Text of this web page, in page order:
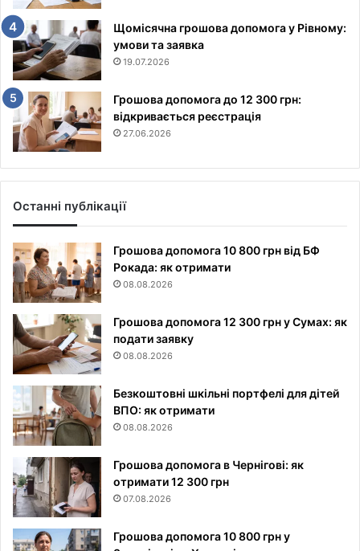
Щомісячна грошова допомога у Рівному:
умови та заявка
19.07.2026
Грошова допомога до 12 300 грн:
відкривається реєстрація
27.06.2026
Останні публікації
Грошова допомога 10 800 грн від БФ
Рокада: як отримати
08.08.2026
Грошова допомога 12 300 грн у Сумах: як
подати заявку
08.08.2026
Безкоштовні шкільні портфелі для дітей
ВПО: як отримати
08.08.2026
Грошова допомога в Чернігові: як
отримати 12 300 грн
07.08.2026
Грошова допомога 10 800 грн у